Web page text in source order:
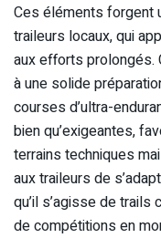
Ces éléments forgent
traileurs locaux, qui
aux efforts prolongés.
à une solide
courses d’ultra-
bien qu’exigeantes,
terrains techniques
aux traileurs de
qu’il s’agisse de
de compétitions en